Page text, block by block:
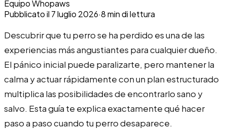
Equipo Whopaws
Pubblicato il 7 luglio 2026·8min di lettura
Descubrir que tu perro se ha perdido es una de las
experiencias más angustiantes para cualquier dueño.
El pánico inicial puede paralizarte, pero mantener la
calma y actuar rápidamente con un plan estructurado
multiplica las posibilidades de encontrarlo sano y
salvo. Esta guía te explica exactamente qué hacer
paso a paso cuando tu perro desaparece.